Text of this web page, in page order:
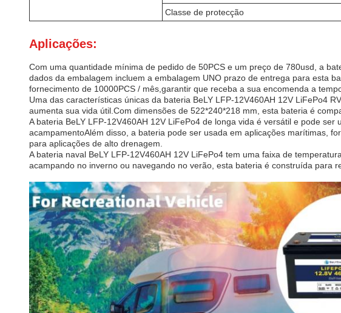
Classe de protecção
Aplicações:
Com uma quantidade mínima de pedido de 50PCS e um preço de 780usd, a
dados da embalagem incluem a embalagem UNO prazo de entrega para esta
fornecimento de 10000PCS / mês,garantir que receba a sua encomenda a
Uma das características únicas da bateria BeLY LFP-12V460AH 12V LiFePo4
aumenta sua vida útil.Com dimensões de 522*240*218 mm, esta bateria é
A bateria BeLY LFP-12V460AH 12V LiFePo4 de longa vida é versátil e pode
acampamentoAlém disso, a bateria pode ser usada em aplicações marítimas,
para aplicações de alto drenagem.
A bateria naval BeLY LFP-12V460AH 12V LiFePo4 tem uma faixa de
acampando no inverno ou navegando no verão, esta bateria é construída para